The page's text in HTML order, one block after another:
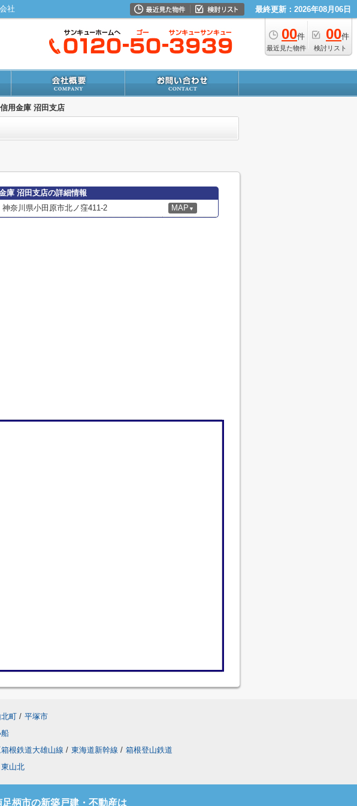
社 最終更新：2026年08月06日
00件
最近見た物件
00件
検討リスト
用金庫 沼田支店
庫 沼田支店の詳細情報
神奈川県小田原市北ノ窪411-2 MAP ▼
町 / 平塚市
根鉄道大雄山線 / 東海道新幹線 / 箱根登山鉄道
東山北
柄市の新築戸建・不動産は